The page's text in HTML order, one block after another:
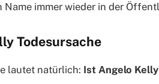
Name immer wieder in der
Todesursache
lautet natürlich: Ist Angelo